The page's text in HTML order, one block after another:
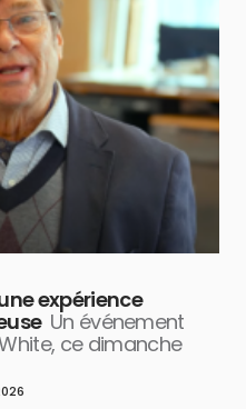
expérience
Un événement
ce dimanche